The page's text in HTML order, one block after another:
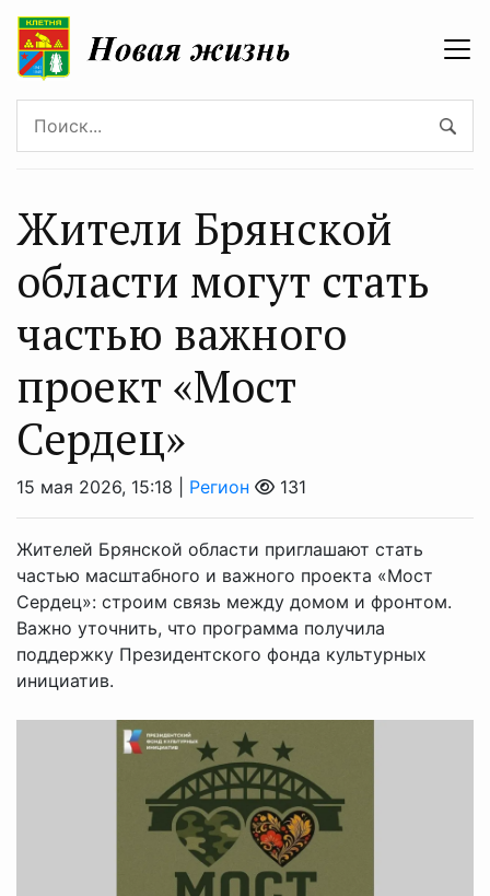
Жители Брянской
области могут стать
частью важного
проект «Мост
Сердец»
15 мая 2026, 15:18 | Регион 131
Жителей Брянской области приглашают стать
частью масштабного и важного проекта «Мост
Сердец»: строим связь между домом и фронтом.
Важно уточнить, что программа получила
поддержку Президентского фонда культурных
инициатив.